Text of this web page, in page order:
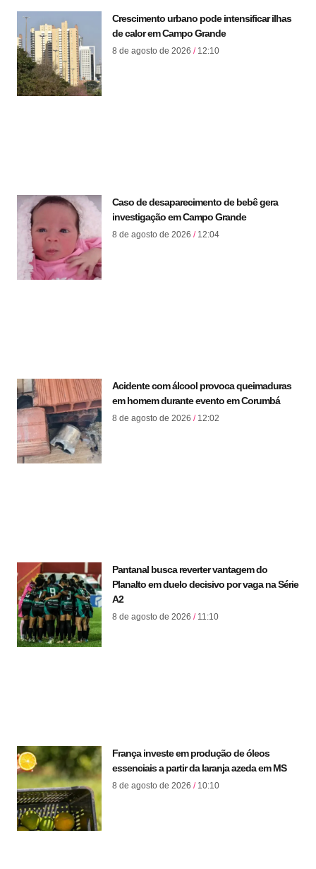
Crescimento urbano pode intensificar ilhas
de calor em Campo Grande
8 de agosto de 2026 12:10
Caso de desaparecimento de bebê gera
investigação em Campo Grande
8 de agosto de 2026 12:04
Acidente com álcool provoca queimaduras
em homem durante evento em Corumbá
8 de agosto de 2026 12:02
Pantanal busca reverter vantagem do
Planalto em duelo decisivo por vaga na Série
A2
8 de agosto de 2026 11:10
França investe em produção de óleos
essenciais a partir da laranja azeda em MS
8 de agosto de 2026 10:10